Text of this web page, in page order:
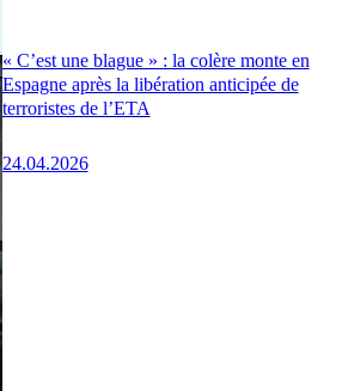
« C’est une blague » : la colère monte en
Espagne après la libération anticipée de
terroristes de l’ETA
24.04.2026